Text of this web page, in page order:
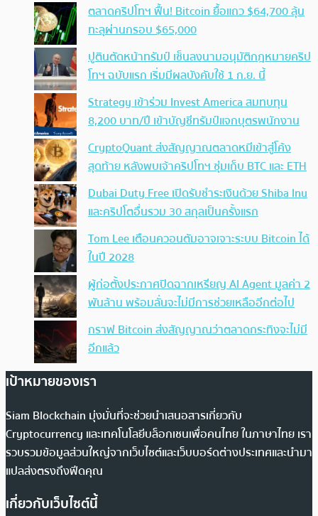
ตลาดคริปโทฯ ฟื้น! Bitcoin ยื้อแถว $64,700 ลุ้น
ทะลุผ่านกรอบ $65,000
ปูตินตัดหน้าทรัมป์ เซ็นลงนามอนุมัติกฎหมายคริป
โทฯ ฉบับแรก เริ่มมีผลบังคับใช้ 1 ก.ย. นี้
Strategy เข้าร่วม Invest America สมทบทุน
8,200 บาท/ปี เข้าบัญชีทรัมป์แจกบุตรพนักงาน
CryptoQuant ส่งสัญญาณตลาดหมีเข้าสู่โค้ง
สุดท้าย หลังพบเจ้าคริปโทฯ ซุ่มเก็บ BTC และ ETH
Dubai Duty Free เปิดรับชำระเงินด้วย Shiba Inu
และคริปโตอื่นรวม 30 สกุลเป็นครั้งแรก
Tom Lee เตือนควอนตัมอาจเจาะระบบ Bitcoin ได้
ในปี 2028
ผู้ก่อตั้งประกาศปิดฉากเหรียญ AI Agent มูลค่า 2
พันล้าน พร้อมลั่นจะไม่มีการช่วยเหลืออีกต่อไป
กราฟ Bitcoin ส่งสัญญาณว่าตลาดกระทิงจะไม่มี
อีกแล้ว
เป้าหมายของเรา
Siam Blockchain มุ่งมั่นที่จะช่วยนำเสนอสารเกี่ยวกับ
Cryptocurrency และเทคโนโลยีบล็อกเชนเพื่อคนไทย ในภาษาไทย เรา
รวบรวมข้อมูลส่วนใหญ่จากเว็บไซต์และเว็บบอร์ดต่างประเทศและนำมา
แปลส่งตรงถึงฟีดคุณ
เกี่ยวกับเว็บไซต์นี้